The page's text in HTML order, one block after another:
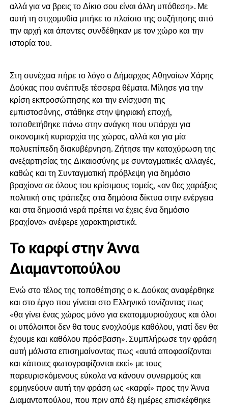
αλλά για να βρεις το Δίκιο σου είναι άλλη υπόθεση». Με
αυτή τη στιχομυθία μπήκε το πλαίσιο της συζήτησης από
την αρχή και άπαντες συνδέθηκαν με τον χώρο και την
ιστορία του.
Στη συνέχεια πήρε το λόγο ο Δήμαρχος Αθηναίων Χάρης
Δούκας που ανέπτυξε τέσσερα θέματα. Μίλησε για την
κρίση εκπροσώπησης και την ενίσχυση της
εμπιστοσύνης, στάθηκε στην ψηφιακή εποχή,
τοποθετήθηκε πάνω στην ανάγκη που υπάρχει για
οικονομική κυριαρχία της χώρας, αλλά και για μία
πολυεπίπεδη διακυβέρνηση. Ζήτησε την κατοχύρωση της
ανεξαρτησίας της Δικαιοσύνης με συνταγματικές αλλαγές,
καθώς και τη Συνταγματική πρόβλεψη για δημόσιο
βραχίονα σε όλους του κρίσιμους τομείς, «αν θες χαράξεις
πολιτική στις τράπεζες στα δημόσια δίκτυα στην ενέργεια
και στα δημοσιά νερά πρέπει να έχεις ένα δημόσιο
βραχίονα» ανέφερε χαρακτηριστικά.
Το καρφί στην Άννα
Διαμαντοπούλου
Ενώ στο τέλος της τοποθέτησης ο κ. Δούκας αναφέρθηκε
και στο έργο που γίνεται στο Ελληνικό τονίζοντας πως
«θα γίνει ένας χώρος μόνο για εκατομμυριούχους και όλοι
οι υπόλοιποι δεν θα τους ενοχλούμε καθόλου, γιατί δεν θα
έχουμε και καθόλου πρόσβαση». Συμπλήρωσε την φράση
αυτή μάλιστα επισημαίνοντας πως «αυτά αποφασίζονται
και κάποιες φωτογραφίζονται εκεί» με τους
παρευρισκόμενους εύκολα να κάνουν συνειρμούς και
ερμηνεύουν αυτή την φράση ως «καρφί» προς την Άννα
Διαμαντοπούλου, που πριν από έξι ημέρες επισκέφθηκε